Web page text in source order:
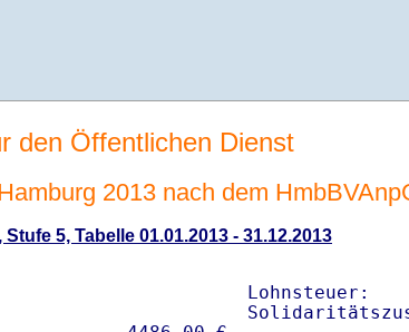
den Öffentlichen Dienst
2013 nach dem
5, Tabelle 01.01.2013 - 31.12.2013
Lohnsteuer: